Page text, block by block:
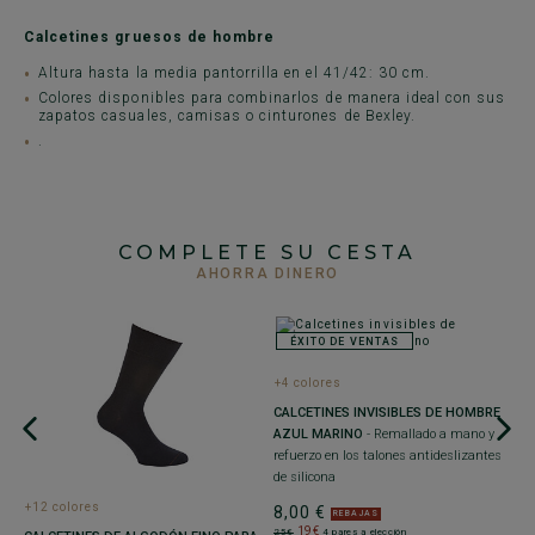
Calcetines gruesos de hombre
Altura hasta la media pantorrilla en el 41/42: 30 cm.
Colores disponibles para combinarlos de manera ideal con sus
zapatos casuales, camisas o cinturones de Bexley.
.
COMPLETE SU CESTA
AHORRA DINERO
+12 colores
ÉXITO DE VENTAS
+4 colores
CALCETINES INVISIBLES DE HOMBRE
AZUL MARINO - Remallado a mano y
refuerzo en los talones antideslizantes
de silicona
8,00 € REBAJAS
25€ 19€ 4 pares a elección